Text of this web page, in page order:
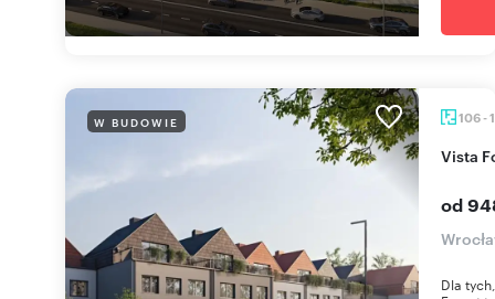
W BUDOWIE 106 -
Vista
od
Dla